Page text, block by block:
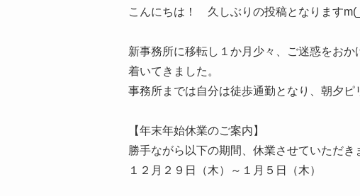
こんにちは！ 久しぶりの投稿となります
新事務所に移転し１か月少々、ご迷惑をお
着いてきました。
事務所までは自分は徒歩通勤となり、朝夕ピ
【年末年始休業のご案内】
勝手ながら以下の期間、休業させていただき
１２月２９日（木）～１月５日（木）